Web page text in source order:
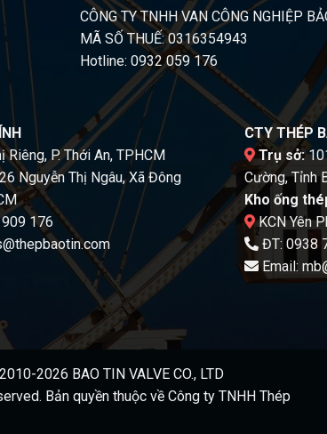
CÔNG TY TNHH VAN CÔNG NGHIỆP
MÃ SỐ THUẾ: 0316354943
Hotline: 0932 059 176
Riêng, P. Thới An, TPHCM
Nguyễn Thị Ngâu, Xã Đông
176
CTY THÉP
Trụ sở:
Cường, Tỉnh
Kho ống
KCN Yên
ĐT: 0938
Email:
2026 BAO TIN VALVE CO., LTD
Bản quyền thuộc về Công ty TNHH Thép